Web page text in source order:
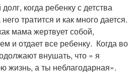
когда ребенку с детства
тратится и как много дается.
мама жертвует собой,
и отдает все ребенку. Когда во
внушать, что » я
жизнь, а ты неблагодарная».